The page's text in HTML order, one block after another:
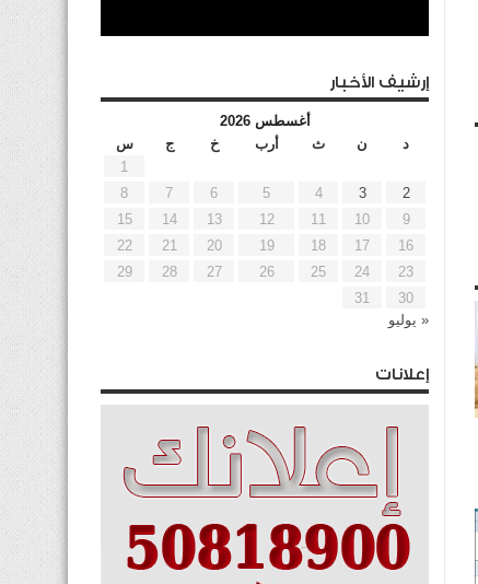
إرشيف الأخبار
أغسطس 2026
د
ن ث أرب خ ج
س
1
2
3
4
5
6
7
8
9
10
11
12
13
14
15
16
17
18
19
20
21
22
23
24
25
26
27
28
29
30
31
« يوليو
إعلانات